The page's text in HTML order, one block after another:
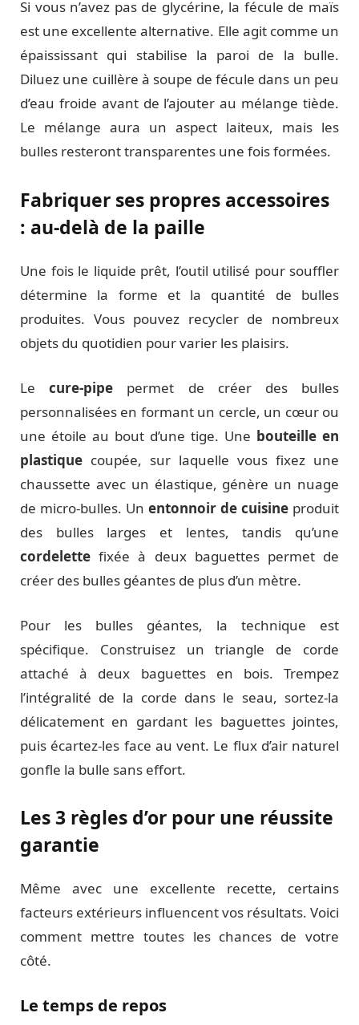
Si vous n’avez pas de glycérine, la fécule de maïs
est une excellente alternative. Elle agit comme un
épaississant qui stabilise la paroi de la bulle.
Diluez une cuillère à soupe de fécule dans un peu
d’eau froide avant de l’ajouter au mélange tiède.
Le mélange aura un aspect laiteux, mais les
bulles resteront transparentes une fois formées.
Fabriquer ses propres accessoires
: au-delà de la paille
Une fois le liquide prêt, l’outil utilisé pour souffler
détermine la forme et la quantité de bulles
produites. Vous pouvez recycler de nombreux
objets du quotidien pour varier les plaisirs.
Lecure-pipe permet de créer des bulles
personnalisées en formant un cercle, un cœur ou
une étoile au bout d’une tige. Une bouteille en
plastique coupée, sur laquelle vous fixez une
chaussette avec un élastique, génère un nuage
de micro-bulles. Un entonnoir de cuisine produit
des bulles larges et lentes, tandis qu’une
cordelette fixée à deux baguettes permet de
créer des bulles géantes de plus d’un mètre.
Pour les bulles géantes, la technique est
spécifique. Construisez un triangle de corde
attaché à deux baguettes en bois. Trempez
l’intégralité de la corde dans le seau, sortez-la
délicatement en gardant les baguettes jointes,
puis écartez-les face au vent. Le flux d’air naturel
gonfle la bulle sans effort.
Les 3 règles d’or pour une réussite
garantie
Même avec une excellente recette, certains
facteurs extérieurs influencent vos résultats. Voici
comment mettre toutes les chances de votre
côté.
Le temps de repos